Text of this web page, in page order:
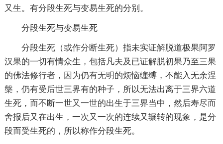
又生。有分段生死与变易生死的分别。
分段生死与变易生死
分段生死（或作分断生死）指未实证解脱道极果阿罗
汉果的一切有情众生，包括凡夫及已证解脱初果乃至三果
的佛法修行者，因为仍有无明 的烦恼缠缚，不能入无余涅
槃 ，仍有受后世三界有的种子，所以无法出离于三界六道
生死，而不断一世又一世的出生于三界当中，然后寿尽而
舍报后又在出生，一次又一次的连续又辗转的现象，是分
段而受生死的，所以称作分段生死。